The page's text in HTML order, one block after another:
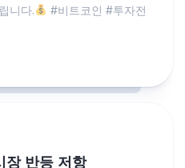
니다.
#비트코인 #투자전
장 반등 저항